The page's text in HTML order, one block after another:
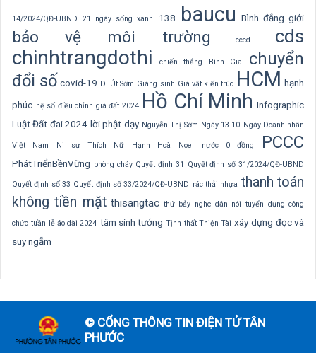
14/2024/QĐ-UBND 21 ngày sống xanh 138 baucu Bình đẳng giới
bảo vệ môi trường cccd cds
chinhtrangdothi chiến thắng Bình Giã
chuyển
đổi số covid-19 Dì Út Sớm Giáng sinh Giá vật kiến trúc HCM hạnh
phúc hệ số điều chỉnh giá đất 2024 Hồ Chí Minh Infographic
Luật Đất đai 2024 lời phật dạy Nguyễn Thị Sớm Ngày 13-10 Ngày Doanh nhân
Việt Nam Ni sư Thích Nữ Hạnh Hoà Noel nước 0 đồng PCCC
PhátTriểnBềnVững phòng cháy Quyết định 31 Quyết định số 31/2024/QĐ-UBND
Quyết định số 33 Quyết định số 33/2024/QĐ-UBND rác thải nhựa thanh toán
không tiền mặt thisangtac thứ bảy nghe dân nói tuyển dụng công
chức tuần lễ áo dài 2024 tâm sinh tướng Tịnh thất Thiện Tài xây dựng đọc và
suy ngẫm
© CỔNG THÔNG TIN ĐIỆN TỬ TÂN
PHƯỚC